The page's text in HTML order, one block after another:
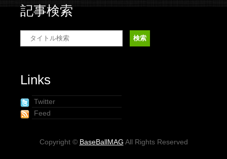
記事検索
Links
Twitter
Feed
Copyright © BaseBallMAG All Rights Reserved